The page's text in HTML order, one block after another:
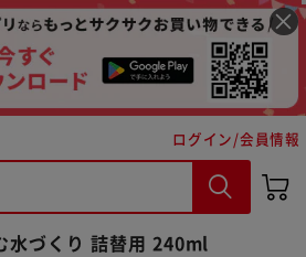
ログイン/会員情報
水づくり 詰替用 240ml
い